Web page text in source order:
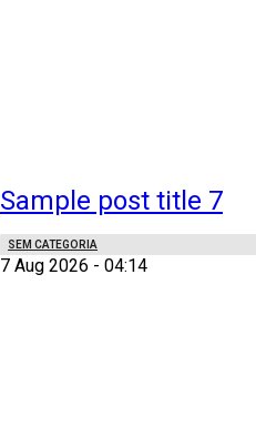
Sample post title 7
SEM CATEGORIA
7 Aug 2026 - 04:14